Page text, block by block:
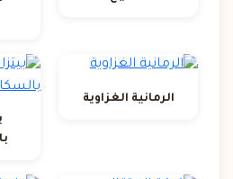
الرمانية الغزاوية